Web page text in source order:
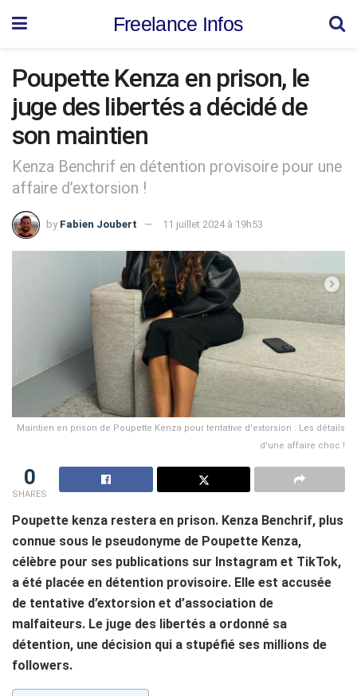
Freelance Infos
Poupette Kenza en prison, le
juge des libertés a décidé de
son maintien
Kenza Benchrif en détention provisoire pour une
affaire d’extorsion !
by Fabien Joubert 11 juillet 2024 à 19h53
Maintien en prison de Poupette Kenza pour tentative d'extorsion : Les détails
d'une affaire choc !
0
SHARES
Poupette kenza restera en prison. Kenza Benchrif, plus
connue sous le pseudonyme de Poupette Kenza,
célèbre pour ses publications sur Instagram et TikTok,
a été placée en détention provisoire. Elle est accusée
de tentative d’extorsion et d’association de
malfaiteurs. Le juge des libertés a ordonné sa
détention, une décision qui a stupéfié ses millions de
followers.